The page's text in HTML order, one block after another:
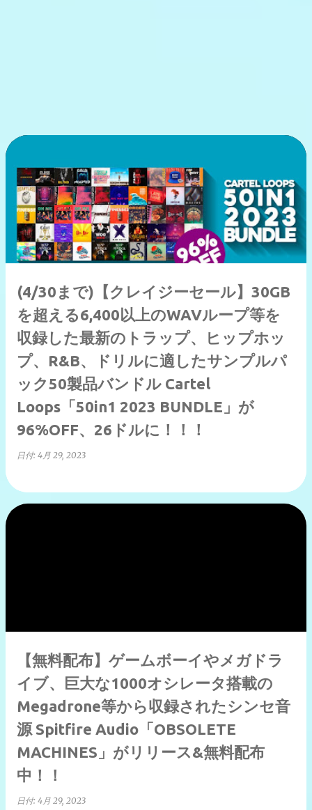
(4/30まで)【クレイジーセール】30GB
を超える6,400以上のWAVループ等を
収録した最新のトラップ、ヒップホッ
プ、R&B、ドリルに適したサンプルパ
ック50製品バンドル Cartel
Loops「50in1 2023 BUNDLE」が
96%OFF、26ドルに！！！
日付: 4月 29, 2023
【無料配布】ゲームボーイやメガドラ
イブ、巨大な1000オシレータ搭載の
Megadrone等から収録されたシンセ音
源 Spitfire Audio「OBSOLETE
MACHINES」がリリース&無料配布
中！！
日付: 4月 29, 2023